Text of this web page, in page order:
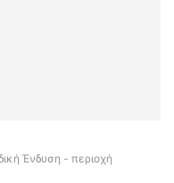
Ένδυση - περιοχή